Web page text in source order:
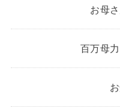
お母
百万母